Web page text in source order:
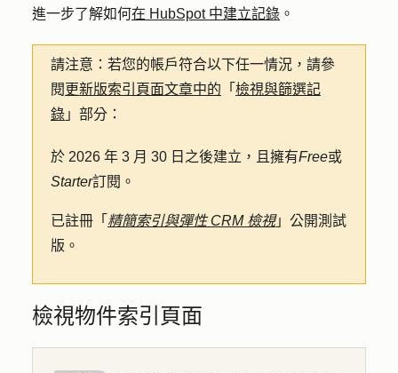
進一步了解如何在 HubSpot 中建立記錄 。
請注意 ：若您的帳戶符合以下任一情況，請參
閱 更新版索引頁面文章中的 「 檢視與篩選記
錄 」部分：
於 2026 年 3 月 30 日之後建立，且擁有Free或
Starter訂閱。
已註冊「 精簡索引與彈性 CRM 檢視」公開測試
版。
檢視物件索引頁面